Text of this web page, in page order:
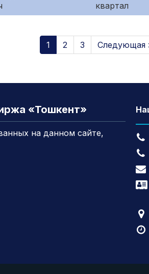
квартал
1 2 3 Следующая
«Тошкент»
на данном сайте,